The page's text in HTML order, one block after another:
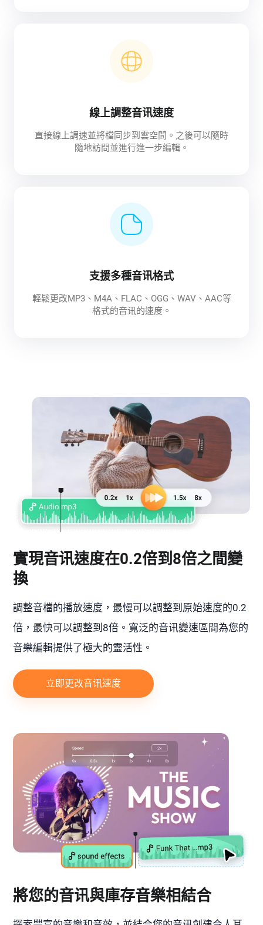
線上調整音讯速度
直接線上調速並將檔同步到雲空間。之後可以隨時
隨地訪問並進行進一步編輯。
支援多種音讯格式
輕鬆更改MP3、M4A、FLAC、OGG、WAV、AAC等
格式的音讯的速度。
實現音讯速度在0.2倍到8倍之間變
換
調整音檔的播放速度，最慢可以調整到原始速度的0.2
倍，最快可以調整到8倍。寬泛的音讯變速區間為您的
音樂編輯提供了極大的靈活性。
立即更改音讯速度
將您的音讯與庫存音樂相結合